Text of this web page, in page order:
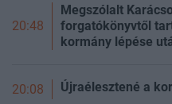
20:48
Megszólalt
forgatókönyvtől
kormány lépése
20:08 Újraélesztené a